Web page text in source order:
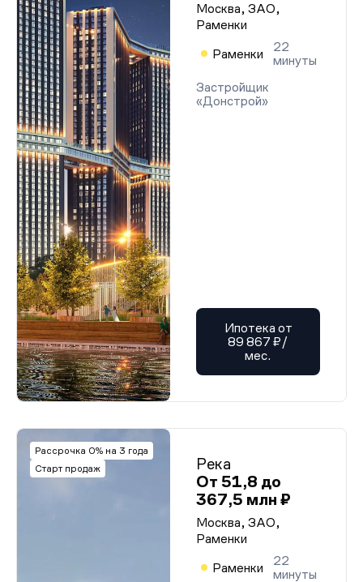
Москва, ЗАО,
Раменки
Раменки
22
минуты
Застройщик
«Донстрой»
Ипотека от
89 867 ₽/
мес.
Рассрочка 0% на 3 года
Старт продаж
Река
От 51,8 до
367,5 млн ₽
Москва, ЗАО,
Раменки
Раменки
22
минуты